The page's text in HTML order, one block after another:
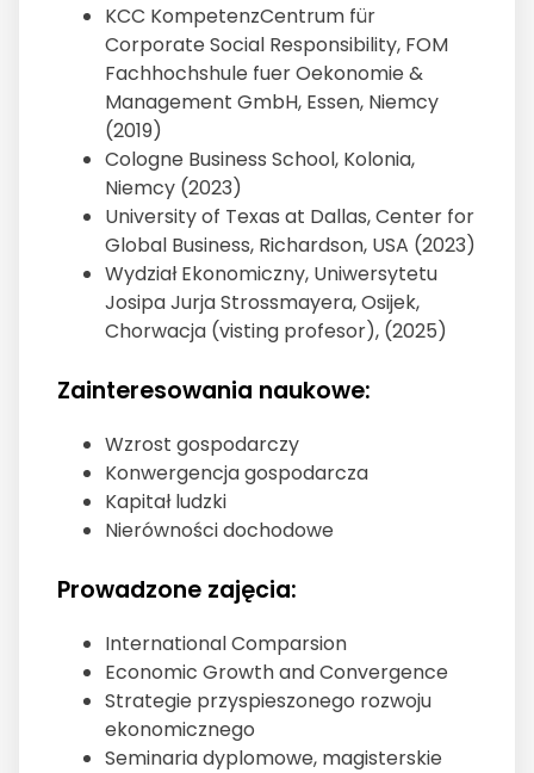
KCC KompetenzCentrum für
Corporate Social Responsibility, FOM
Fachhochshule fuer Oekonomie &
Management GmbH, Essen, Niemcy
(2019)
Cologne Business School, Kolonia,
Niemcy (2023)
University of Texas at Dallas, Center for
Global Business, Richardson, USA (2023)
Wydział Ekonomiczny, Uniwersytetu
Josipa Jurja Strossmayera, Osijek,
Chorwacja (visting profesor), (2025)
Zainteresowania naukowe:
Wzrost gospodarczy
Konwergencja gospodarcza
Kapitał ludzki
Nierówności dochodowe
Prowadzone zajęcia:
International Comparsion
Economic Growth and Convergence
Strategie przyspieszonego rozwoju
ekonomicznego
Seminaria dyplomowe, magisterskie